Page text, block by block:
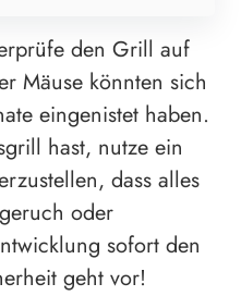
den Grill auf
Mäuse könnten sich
eingenistet haben.
hast, nutze ein
dass alles
oder
sofort den
geht vor!